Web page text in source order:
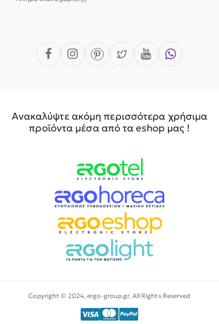
Ανακαλύψτε ακόμη περισσότερα χρήσιμα
προϊόντα μέσα από τα eshop μας !
Copyright © 2024, ergo-group.gr, All Rights Reserved